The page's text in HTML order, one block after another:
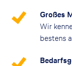
Großes
Wir
bestens